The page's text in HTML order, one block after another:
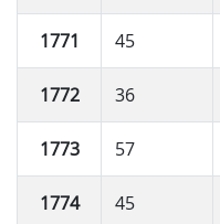
1771 45
1772 36
1773 57
1774 45